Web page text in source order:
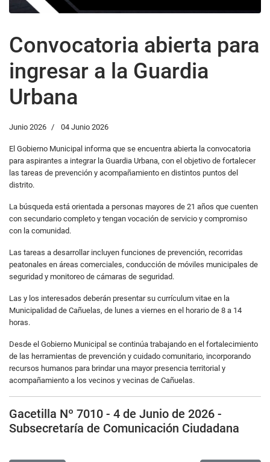
Convocatoria abierta para
ingresar a la Guardia
Urbana
Junio 2026 04 Junio 2026
El Gobierno Municipal informa que se encuentra abierta la convocatoria
para aspirantes a integrar la Guardia Urbana, con el objetivo de fortalecer
las tareas de prevención y acompañamiento en distintos puntos del
distrito.
La búsqueda está orientada a personas mayores de 21 años que cuenten
con secundario completo y tengan vocación de servicio y compromiso
con la comunidad.
Las tareas a desarrollar incluyen funciones de prevención, recorridas
peatonales en áreas comerciales, conducción de móviles municipales de
seguridad y monitoreo de cámaras de seguridad.
Las y los interesados deberán presentar su currículum vitae en la
Municipalidad de Cañuelas, de lunes a viernes en el horario de 8 a 14
horas.
Desde el Gobierno Municipal se continúa trabajando en el fortalecimiento
de las herramientas de prevención y cuidado comunitario, incorporando
recursos humanos para brindar una mayor presencia territorial y
acompañamiento a los vecinos y vecinas de Cañuelas.
Gacetilla Nº 7010 - 4 de Junio de 2026 -
Subsecretaría de Comunicación Ciudadana